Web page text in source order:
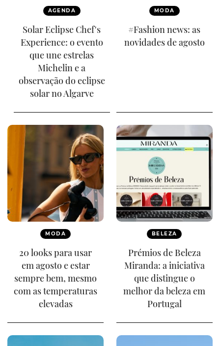
AGENDA
Solar Eclipse Chef's
Experience: o evento
que une estrelas
Michelin e a
observação do eclipse
solar no Algarve
MODA
#Fashion news: as
novidades de agosto
MODA
20 looks para usar
em agosto e estar
sempre bem, mesmo
com as temperaturas
elevadas
BELEZA
Prémios de Beleza
Miranda: a iniciativa
que distingue o
melhor da beleza em
Portugal